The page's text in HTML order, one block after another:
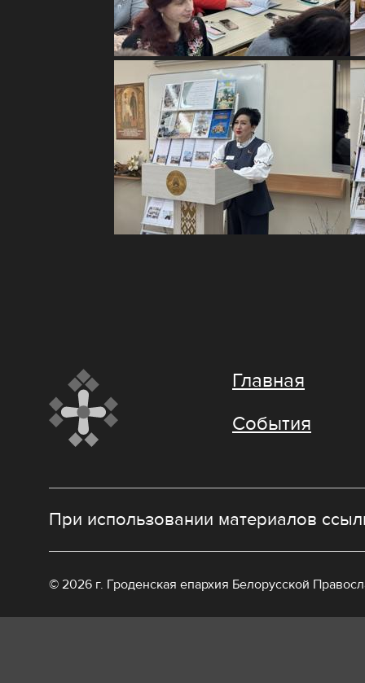
Главная
События
При использовании материалов
© 2026 г. Гроденская епархия Белорусской